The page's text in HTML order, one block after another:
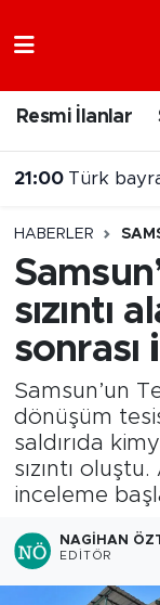
Resmi İlanlar
20:00
HABERLER
sızıntı
sonrası
Samsun’un
dönüşüm
saldırıda
sızıntı
inceleme
NAGIHAN
EDITÖR
Samsun
Süper Lig
Tüm
Son
Haber